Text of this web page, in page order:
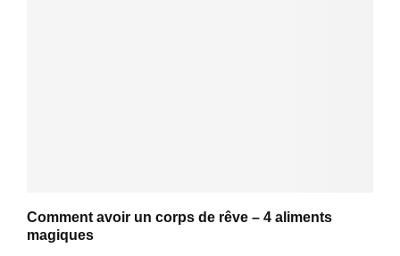
Comment avoir un corps de rêve – 4 aliments
magiques